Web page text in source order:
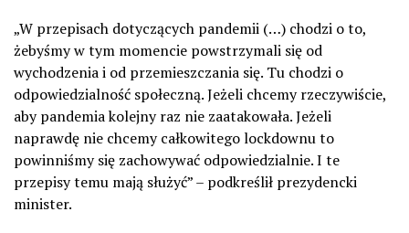
„W przepisach dotyczących pandemii (…) chodzi o to,
żebyśmy w tym momencie powstrzymali się od
wychodzenia i od przemieszczania się. Tu chodzi o
odpowiedzialność społeczną. Jeżeli chcemy rzeczywiście,
aby pandemia kolejny raz nie zaatakowała. Jeżeli
naprawdę nie chcemy całkowitego lockdownu to
powinniśmy się zachowywać odpowiedzialnie. I te
przepisy temu mają służyć” – podkreślił prezydencki
minister.